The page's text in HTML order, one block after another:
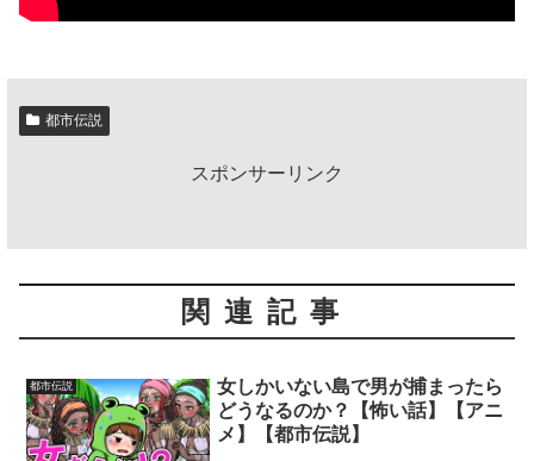
都市伝説
スポンサーリンク
関連記事
都市伝説
女しかいない島で男が捕まったら
どうなるのか？【怖い話】【アニ
メ】【都市伝説】